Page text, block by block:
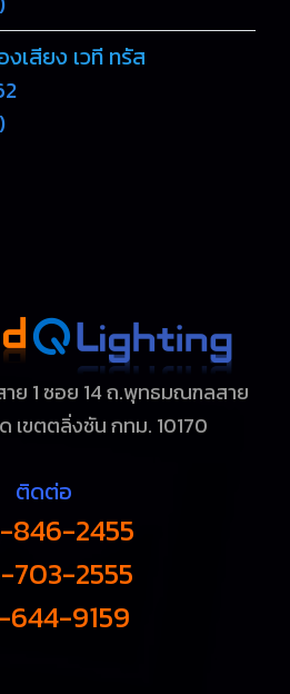
เสียง เวที ทรัส
1 ซอย 14 ถ.พุทธมณฑลสาย
เขตตลิ่งชัน กทม. 10170
ติดต่อ
2455
2555
9159